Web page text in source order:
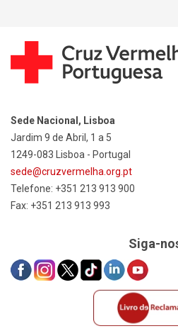
Sede Nacional, Lisboa
Jardim 9 de Abril, 1 a 5
1249-083 Lisboa - Portugal
sede@cruzvermelha.org.pt
Telefone: +351 213 913 900
Fax: +351 213 913 993
Siga-